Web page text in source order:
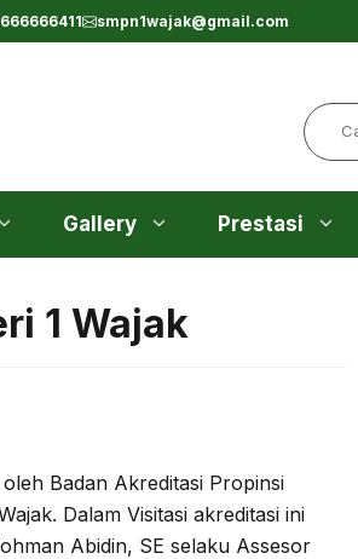
smpn1wajak@gmail.com
Search
Gallery Prestasi
1 Wajak
Badan Akreditasi Propinsi
Dalam Visitasi akreditasi ini
Abidin, SE selaku Assesor